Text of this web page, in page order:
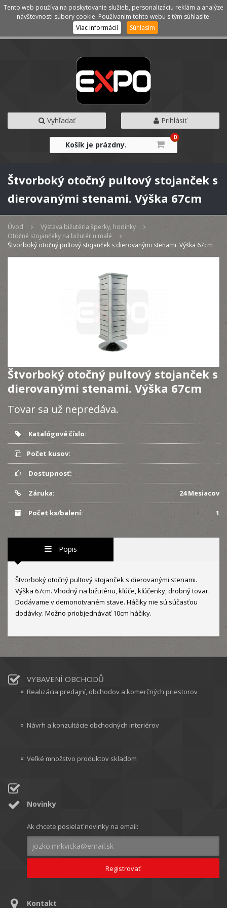
Kategórie Menu
Vyhľadať Prihlásiť
Košík je prázdny.
0
Štvorboký otočný pultový stojanček s
dierovanými stenami. Výška 67cm
Úvod
Výstava bižutéria šperky, hodinky
Otočné stojančeky na bižutériu malé
Štvorboký otočný pultový stojanček s dierovanými stenami. Výška 67cm
Štvorboký otočný pultový stojanček s
dierovanými stenami. Výška 67cm
Tovar sa už nepredáva.
Katalógové číslo:
Počet kusov:
Dostupnosť:
Záruka: 24 Mesiacov
Počet ks/balení: 1
Popis
Štvorboký otočný pultový stojanček s dierovanými stenami.
Výška 67cm. Vhodný na bižutériu, kľúče, kľúčenky, drobný tovar.
Dodávame v demonotvaném stave. Háčiky nie sú súčasťou
dodávky. Možno priobjednávať 10cm háčiky.
VYBAVENÍ OBCHODŮ
Realizácia predajní, obchodov a komerčných priestorov
Návrh a konzultácie obchodných interiérov
Veľké množstvo produktov skladom
Novinky
Ak chcete posielať novinky na email:
Kontakt
Tento web používa na poskytovanie služieb, personalizáciu reklám a analýze
návštevnosti súbory cookie. Používaním tohto webu s tým súhlasíte.
Viac informácií
Súhlasím